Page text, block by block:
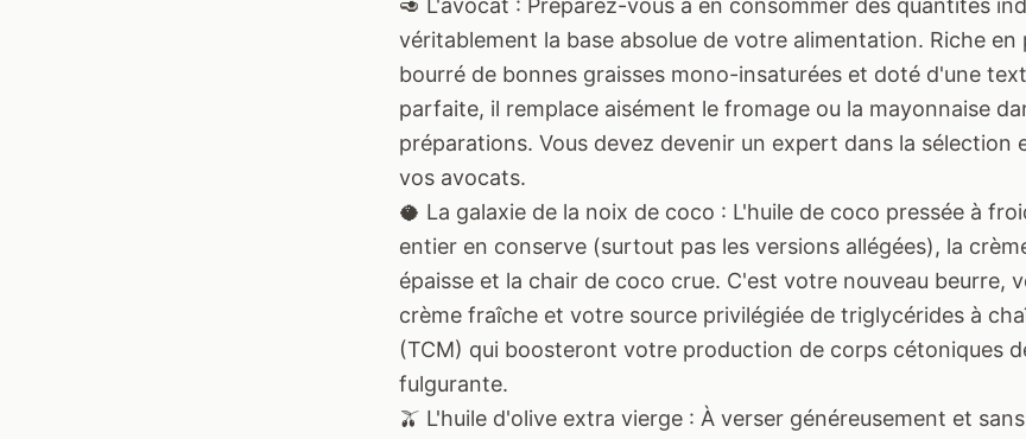
🥑 L'avocat : Préparez-vous à en consommer des quantités
véritablement la base absolue de votre alimentation. Riche en
bourré de bonnes graisses mono-insaturées et doté d'une
parfaite, il remplace aisément le fromage ou la mayonnaise
préparations. Vous devez devenir un expert dans la sélection
vos avocats.
🥥 La galaxie de la noix de coco : L'huile de coco pressée à
entier en conserve (surtout pas les versions allégées), la
épaisse et la chair de coco crue. C'est votre nouveau beurre,
crème fraîche et votre source privilégiée de triglycérides à
(TCM) qui boosteront votre production de corps cétoniques
fulgurante.
🫒 L'huile d'olive extra vierge : À verser généreusement et